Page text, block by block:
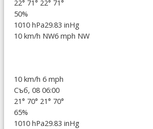
22° 71° 22° 71°
50%
1010 hPa29.83 inHg
10 km/h NW6 mph NW
10 km/h 6 mph
Съб, 08 06:00
21° 70° 21° 70°
65%
1010 hPa29.83 inHg